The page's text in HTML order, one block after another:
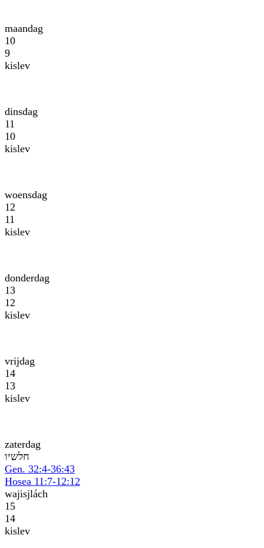
maandag
10
9
kislev
dinsdag
11
10
kislev
woensdag
12
11
kislev
donderdag
13
12
kislev
vrijdag
14
13
kislev
zaterdag
וישלח
Gen. 32:4-36:43
Hosea 11:7-12:12
wajisjlách
15
14
kislev